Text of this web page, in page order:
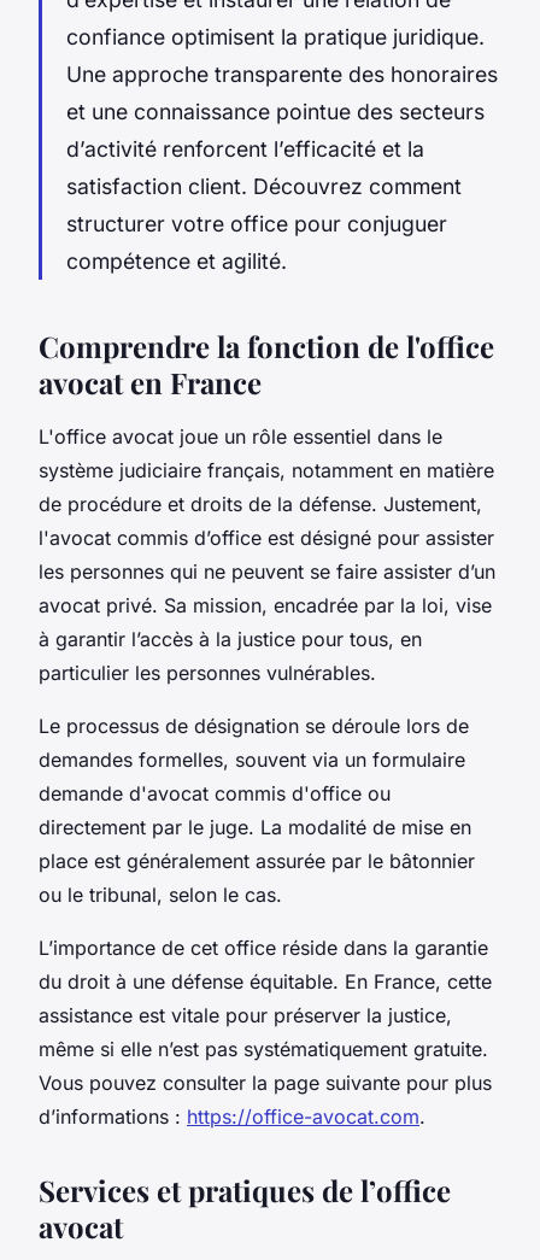
confiance optimisent la pratique juridique.
Une approche transparente des honoraires
et une connaissance pointue des secteurs
d’activité renforcent l’efficacité et la
satisfaction client. Découvrez comment
structurer votre office pour conjuguer
compétence et agilité.
Comprendre la fonction de l'office
avocat en France
L'office avocat joue un rôle essentiel dans le
système judiciaire français, notamment en matière
de procédure et droits de la défense. Justement,
l'avocat commis d’office est désigné pour assister
les personnes qui ne peuvent se faire assister d’un
avocat privé. Sa mission, encadrée par la loi, vise
à garantir l’accès à la justice pour tous, en
particulier les personnes vulnérables.
Le processus de désignation se déroule lors de
demandes formelles, souvent via un formulaire
demande d'avocat commis d'office ou
directement par le juge. La modalité de mise en
place est généralement assurée par le bâtonnier
ou le tribunal, selon le cas.
L’importance de cet office réside dans la garantie
du droit à une défense équitable. En France, cette
assistance est vitale pour préserver la justice,
même si elle n’est pas systématiquement gratuite.
Vous pouvez consulter la page suivante pour plus
d’informations : https://office-avocat.com.
Services et pratiques de l’office
avocat